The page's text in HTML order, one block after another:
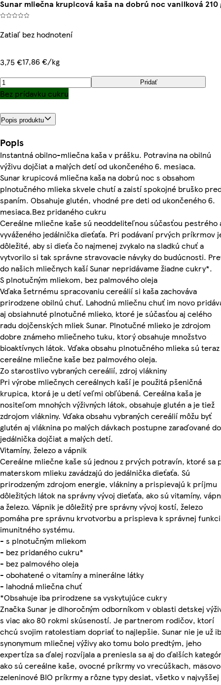
Sunar mliečna krupicová kaša na dobrú noc vanilková 210
Zatiaľ bez hodnotení
3,75 €17,86 €/kg
Pridať
Bez prídavku cukru
Popis produktu
Popis
Instantná obilno-mliečna kaša v prášku. Potravina na obilnú
výživu dojčiat a malých detí od ukončeného 6. mesiaca.
Sunar krupicová mliečna kaša na dobrú noc s obsahom
plnotučného mlieka skvele chutí a zaistí spokojné bruško
spaním. Obsahuje glutén, vhodné pre deti od ukončeného 6.
mesiaca.Bez pridaného cukru
Cereálne mliečne kaše sú neoddeliteľnou súčasťou pestrého
vyváženého jedálnička dieťaťa. Pri podávaní prvých príkrmov
dôležité, aby si dieťa čo najmenej zvykalo na sladkú chuť a
vytvorilo si tak správne stravovacie návyky do budúcnosti.
do našich mliečnych kaší Sunar nepridávame žiadne cukry*.
S plnotučným mliekom, bez palmového oleja
Vďaka šetrnému spracovaniu cereálií si kaša zachováva
prirodzene obilnú chuť. Lahodnú mliečnu chuť im novo
aj obsiahnuté plnotučné mlieko, ktoré je súčasťou aj celého
radu dojčenských mliek Sunar. Plnotučné mlieko je zdrojom
dobre známeho mliečneho tuku, ktorý obsahuje množstvo
bioaktívnych látok. Vďaka obsahu plnotučného mlieka sú teraz
cereálne mliečne kaše bez palmového oleja.
Zo starostlivo vybraných cereálií, zdroj vlákniny
Pri výrobe mliečnych cereálnych kaší je použitá pšeničná
krupica, ktorá je u detí veľmi obľúbená. Cereálna kaša je
nositeľom mnohých výživných látok, obsahuje glutén a je tiež
zdrojom vlákniny. Vďaka obsahu vybraných cereálií môžu byť
glutén aj vláknina po malých dávkach postupne zaraďované do
jedálnička dojčiat a malých detí.
Vitamíny, železo a vápnik
Cereálne mliečne kaše sú jednou z prvých potravín, ktoré sa
materskom mlieku zavádzajú do jedálnička dieťaťa. Sú
prirodzeným zdrojom energie, vlákniny a prispievajú k príjmu
dôležitých látok na správny vývoj dieťaťa, ako sú vitamíny,
a železo. Vápnik je dôležitý pre správny vývoj kostí, železo
pomáha pre správnu krvotvorbu a prispieva k správnej
imunitného systému.
- s plnotučným mliekom
- bez pridaného cukru*
- bez palmového oleja
- obohatené o vitamíny a minerálne látky
- lahodná mliečna chuť
*Obsahuje iba prirodzene sa vyskytujúce cukry
Značka Sunar je dlhoročným odborníkom v oblasti detskej
s viac ako 80 rokmi skúseností. Je partnerom rodičov, ktorí
chcú svojim ratolestiam dopriať to najlepšie. Sunar nie je už
synonymum mliečnej výživy ako tomu bolo predtým, jeho
expertíza sa ďalej rozvíjala a preniesla sa aj do ďalších
ako sú cereálne kaše, ovocné príkrmy vo vrecúškach,
zeleninové BIO príkrmy a rôzne typy desiat, všetko v najvyššej